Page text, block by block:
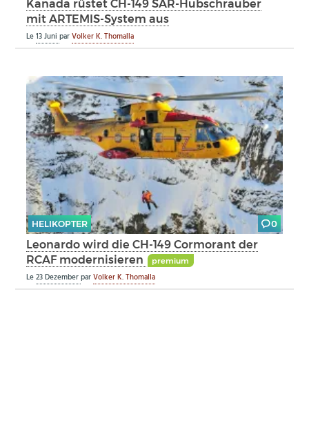
Kanada rüstet CH-149 SAR-Hubschrauber
mit ARTEMIS-System aus
Le13 JuniparVolker K. Thomalla
HELIKOPTER 0
Leonardo wird die CH-149 Cormorant der
RCAF modernisieren
premium
Le23 DezemberparVolker K. Thomalla